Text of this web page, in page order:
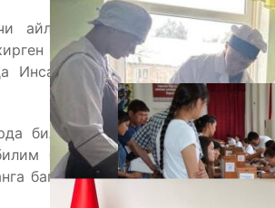
айлампасын баштоо максатта,
билим берүү мекемелеринин
Инсанга багытталган дизайн ой
билимди, көндүмдөрдү, дүйнө
берүү тажрыйбаларын жана
багытталган дизайн куралдары